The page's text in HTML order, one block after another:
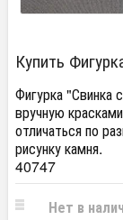
Купить
Фигурка "Свинка
вручную
отличаться по
рисунку камня.
40747
Нет в